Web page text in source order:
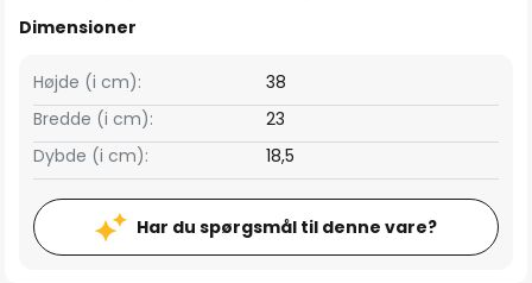
Dimensioner
Bredde (i cm): 23
Højde (i cm): 38
Dybde (i cm): 18,5
Har du spørgsmål til denne vare?